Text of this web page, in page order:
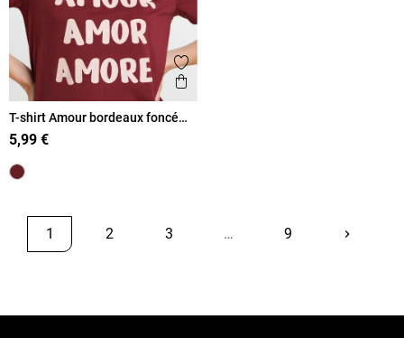
Ajouter aux favoris
Aperçu rapide
T-shirt Amour bordeaux foncé
femme
5,99 €
1 2 3 … 9 keyboard_arrow_rightSuivant